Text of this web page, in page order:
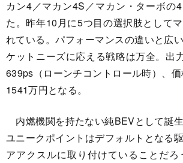
カン4／マカン4S／マカン・ターボの
た。昨年10月に5つ目の選択肢として
れている。パフォーマンスの違いと広
ケットニーズに応える戦略は万全。出
639ps（ローンチコントロール時）、
1541万円となる。
内燃機関を持たない純BEVとして誕
ユニークポイントはデフォルトとなる
アアクスルに取り付けていることだ